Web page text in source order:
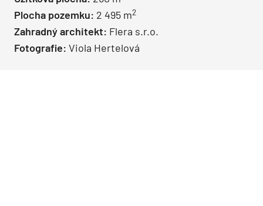
Plocha pozemku: 2 495 m2
Zahradný architekt: Flera s.r.o.
Fotografie: Viola Hertelová